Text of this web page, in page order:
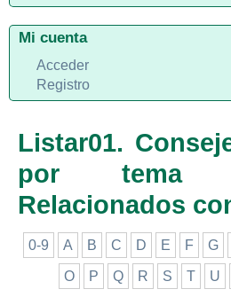
Listar01.
por tema
Relacionados
0-9 A B C D E F G
O P Q R S T U
Mi cuenta
Acceder
Registro